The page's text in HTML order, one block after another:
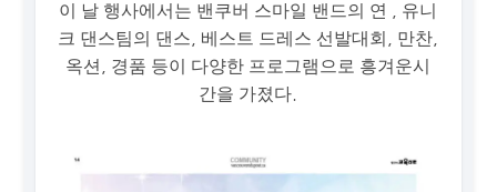
이 날 행사에서는 밴쿠버 스마일 밴드의 연 , 유니
크 댄스팀의 댄스, 베스트 드레스 선발대회, 만찬,
옥션, 경품 등이 다양한 프로그램으로 흥겨운시
간을 가졌다.